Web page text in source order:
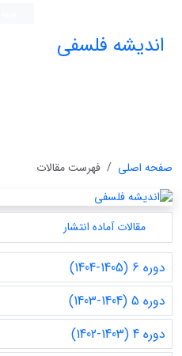
اندیشه فلسفی
صفحه اصلی فهرست مقالات
مقالات آماده انتشار
دوره 6 (1405-1404)
دوره 5 (1404-1403)
دوره 4 (1403-1402)